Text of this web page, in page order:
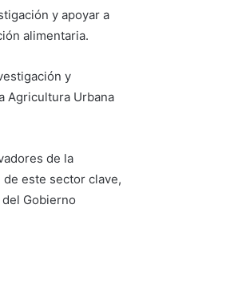
y apoyar a
alimentaria.
y
Agricultura Urbana
de la
este sector clave,
Gobierno